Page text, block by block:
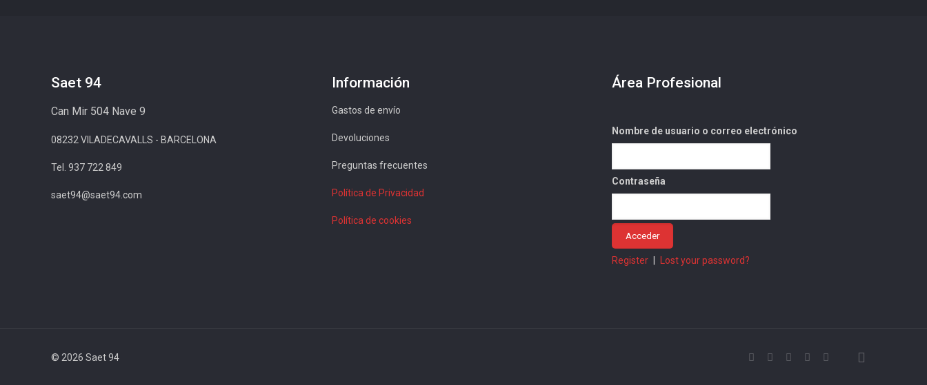
Saet 94
Can Mir 504 Nave 9
08232 VILADECAVALLS - BARCELONA
Tel. 937 722 849
saet94@saet94.com
Información
Gastos de envío
Devoluciones
Preguntas frecuentes
Política de Privacidad
Política de cookies
Área Profesional
Nombre de usuario o correo electrónico
Contraseña
Register Lost your password?
© 2026 Saet 94